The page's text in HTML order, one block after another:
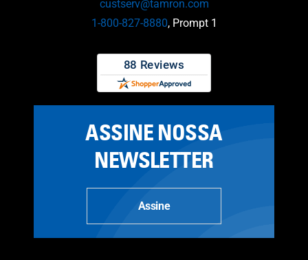
custserv@tamron.com
1-800-827-8880, Prompt 1
ASSINE NOSSA
NEWSLETTER
Assine